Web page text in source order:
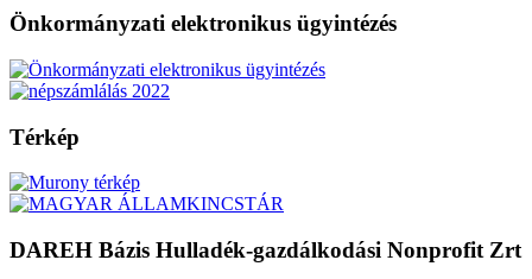
Önkormányzati elektronikus ügyintézés
Térkép
DAREH Bázis Hulladék-gazdálkodási Nonprofit Zrt